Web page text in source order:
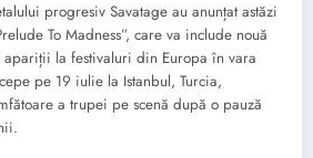
progresiv Savatage au anunțat astăzi
To Madness”, care va include nouă
la festivaluri din Europa în vara
pe 19 iulie la Istanbul, Turcia,
a trupei pe scenă după o pauză